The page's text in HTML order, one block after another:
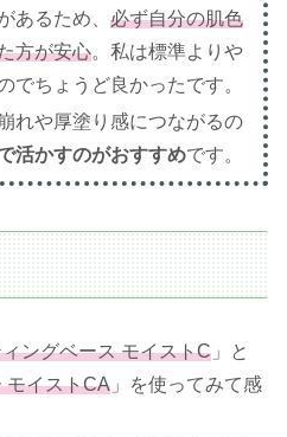
あるため、 必ず自分の肌色
方が安心。私は標準よりや
でちょうど良かったです。
れや厚塗り感につながるの
活かすのがおすすめです。
ングベース モイストC 」と
モイストCA 」を使ってみて感